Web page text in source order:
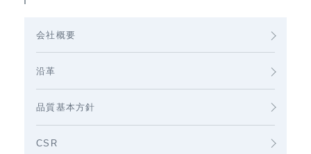
会社概要
沿革
品質基本方針
CSR